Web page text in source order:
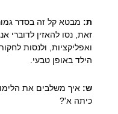
ת: מבטא קל זה בסדר
זאת, נסו להאזין לדוברי
ואפליקציות, ולנסות
הילד באופן טבעי.
ש: איך משלבים את
כיתה א'?